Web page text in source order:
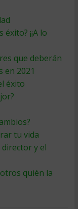
¡¡A lo
que deberán
en 2021
éxito
tu vida
y el
quién la